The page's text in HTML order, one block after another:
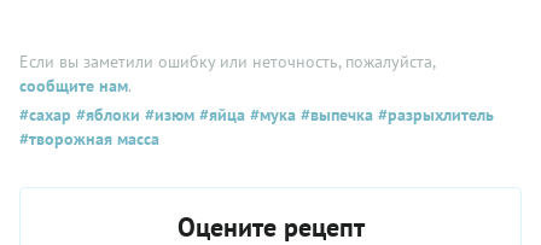
Если вы заметили ошибку или неточность, пожалуйста,
сообщите нам.
#сахар #яблоки #изюм #яйца #мука #выпечка #разрыхлитель
#творожная масса
Оцените рецепт